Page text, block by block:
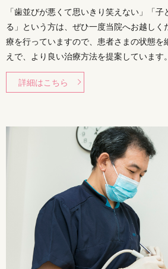
「歯並びが悪くて思いきり笑えない」「
る」という方は、ぜひ一度当院へお越しく
療を行っていますので、患者さまの状態を
えで、より良い治療方法を提案しています。
詳細はこちら